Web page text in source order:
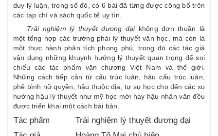
duy lý luận, trong số đó, có 6 bài đã từng được công bố trên
các tạp chí và sách quốc tế uy tín.
Trải nghiệm lý thuyết đương đại không đơn thuần là
một tổng hợp các trường phái lý thuyết văn học, mà còn là
một thực hành phân tích phong phú, trong đó các tác giả
vận dụng những khuynh hướng lý thuyết quan trọng để soi
chiếu các tác phẩm văn chương Việt Nam và thế giới.
Những cách tiếp cận từ cấu trúc luận, hậu cấu trúc luận,
phê bình nữ quyền, hậu thuộc địa, tự sự học cho đến các xu
hướng hậu lý thuyết như mỹ học mới hay hậu nhân văn đều
được triển khai một cách bài bản.
Tác phẩm
Trải nghiệm lý thuyết đương đại